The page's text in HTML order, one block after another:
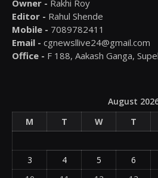
Owner - Rakhi Roy
Editor - Rahul Shende
Mobile - 7089782411
Email - cgnewsllive24@gmail.com
Office - F 188, Aakash Ganga,
August
M
T W T
3
4 5 6